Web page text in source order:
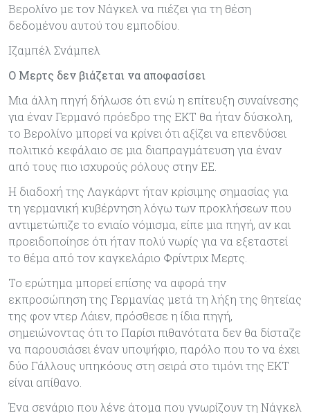
Βερολίνο με τον Νάγκελ να πιέζει για τη θέση
δεδομένου αυτού του εμποδίου.
Ιζαμπέλ Σνάμπελ
Ο Μερτς δεν βιάζεται να αποφασίσει
Μια άλλη πηγή δήλωσε ότι ενώ η επίτευξη συναίνεσης
για έναν Γερμανό πρόεδρο της ΕΚΤ θα ήταν δύσκολη,
το Βερολίνο μπορεί να κρίνει ότι αξίζει να επενδύσει
πολιτικό κεφάλαιο σε μια διαπραγμάτευση για έναν
από τους πιο ισχυρούς ρόλους στην ΕΕ.
Η διαδοχή της Λαγκάρντ ήταν κρίσιμης σημασίας για
τη γερμανική κυβέρνηση λόγω των προκλήσεων που
αντιμετώπιζε το ενιαίο νόμισμα, είπε μια πηγή, αν και
προειδοποίησε ότι ήταν πολύ νωρίς για να εξεταστεί
το θέμα από τον καγκελάριο Φρίντριχ Μερτς.
Το ερώτημα μπορεί επίσης να αφορά την
εκπροσώπηση της Γερμανίας μετά τη λήξη της θητείας
της φον ντερ Λάιεν, πρόσθεσε η ίδια πηγή,
σημειώνοντας ότι το Παρίσι πιθανότατα δεν θα δίσταζε
να παρουσιάσει έναν υποψήφιο, παρόλο που το να έχει
δύο Γάλλους υπηκόους στη σειρά στο τιμόνι της ΕΚΤ
είναι απίθανο.
Ένα σενάριο που λένε άτομα που γνωρίζουν τη Νάγκελ